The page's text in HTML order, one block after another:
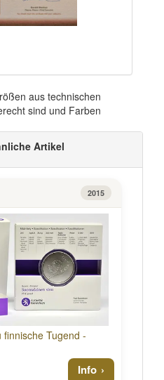
aus technischen
sind und Farben
Artikel
2015
Tugend -
Info